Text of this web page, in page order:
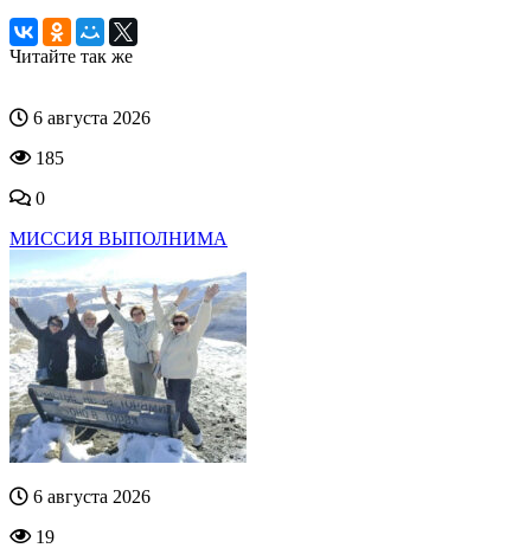
Читайте так же
6 августа 2026
185
0
МИССИЯ ВЫПОЛНИМА
6 августа 2026
19